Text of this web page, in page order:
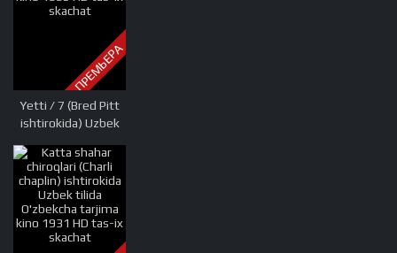
ПРЕМЬЕРА
Yetti / 7 (Bred Pitt
ishtirokida) Uzbek
tarjima kino 1995
HD tas-ix skachat